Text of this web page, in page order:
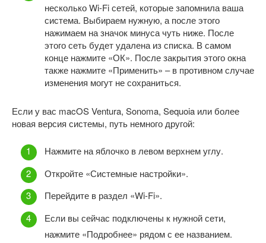
несколько Wi-Fi сетей, которые запомнила ваша
система. Выбираем нужную, а после этого
нажимаем на значок минуса чуть ниже. После
этого сеть будет удалена из списка. В самом
конце нажмите «ОК». После закрытия этого окна
также нажмите «Применить» – в противном случае
изменения могут не сохраниться.
Если у вас macOS Ventura, Sonoma, Sequoia или более
новая версия системы, путь немного другой:
Нажмите на яблочко в левом верхнем углу.
Откройте «Системные настройки».
Перейдите в раздел «Wi-Fi».
Если вы сейчас подключены к нужной сети,
нажмите «Подробнее» рядом с ее названием.